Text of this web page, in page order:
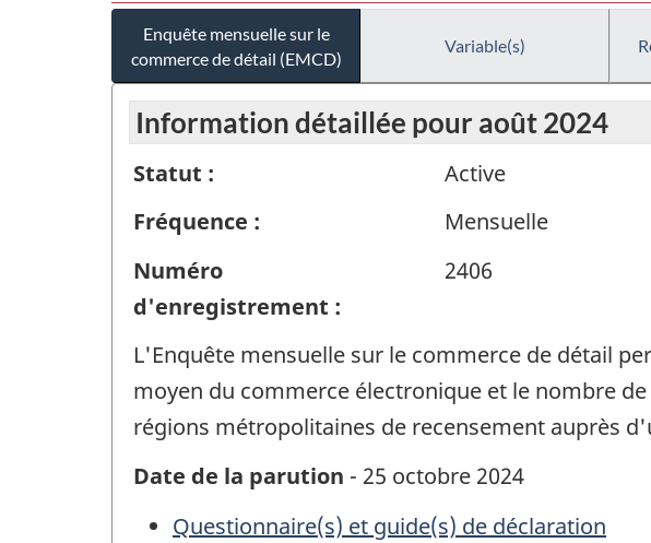
Enquête mensuelle sur le
commerce de détail (EMCD)
Variable(s)
Information détaillée pour août 2024
Statut :
Active
Fréquence :
Mensuelle
Numéro
d'enregistrement :
2406
L'Enquête mensuelle sur le commerce de détail
moyen du commerce électronique et le nombre
régions métropolitaines de recensement auprès
Date de la parution - 25 octobre 2024
Questionnaire(s) et guide(s) de déclaration